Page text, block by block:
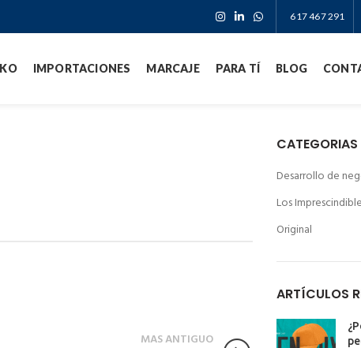
617 467 291
IMPORTACIONES MARCAJE PARA TÍ BLOG
MAS ANTIGUO
CATEGORIAS
Desarrollo de
Los
Original
ARTÍCULOS